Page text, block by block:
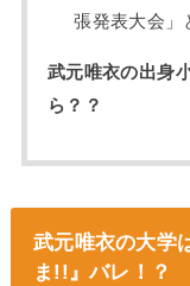
張発表大会」
武元唯衣の出身
ら？？
武元唯衣の大学
ま!!』バレ！？